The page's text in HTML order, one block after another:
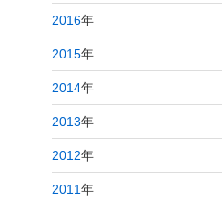
2016年
2015年
2014年
2013年
2012年
2011年